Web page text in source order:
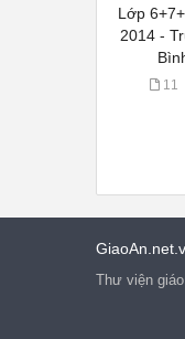
Lớp
2014 -
11
Thư viện